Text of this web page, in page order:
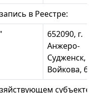
в Реестре:
652090, г.
Анжеро-
Судженск,
Войкова, 6-
субъекте: